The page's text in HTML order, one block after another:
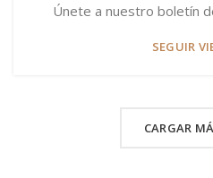
Únete a nuestro boletín
SEGUIR
CARGAR